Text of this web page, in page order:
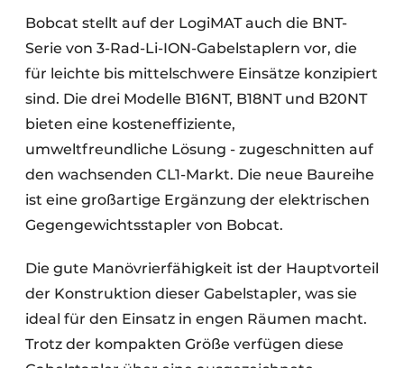
Bobcat stellt auf der LogiMAT auch die BNT-
Serie von 3-Rad-Li-ION-Gabelstaplern vor, die
für leichte bis mittelschwere Einsätze konzipiert
sind. Die drei Modelle B16NT, B18NT und B20NT
bieten eine kosteneffiziente,
umweltfreundliche Lösung - zugeschnitten auf
den wachsenden CL1-Markt. Die neue Baureihe
ist eine großartige Ergänzung der elektrischen
Gegengewichtsstapler von Bobcat.
Die gute Manövrierfähigkeit ist der Hauptvorteil
der Konstruktion dieser Gabelstapler, was sie
ideal für den Einsatz in engen Räumen macht.
Trotz der kompakten Größe verfügen diese